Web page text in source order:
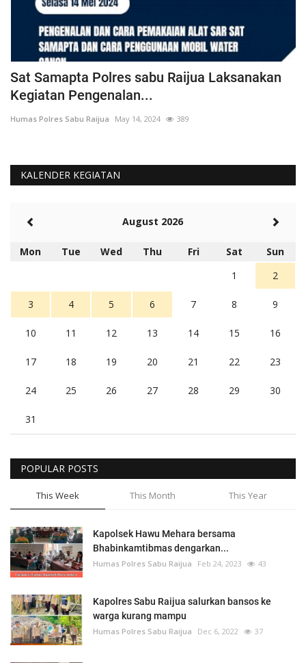
Sat Samapta Polres sabu Raijua Laksanakan
Kegiatan Pengenalan...
Humas Polres Sabu Raijua May 14, 2024 389
KALENDER KEGIATAN
August 2026
Mon Tue Wed Thu Fri Sat
Sun
1
2
3 4 5 6 7 8 9
10 11 12 13 14 15 16
17 18 19 20 21 22 23
24 25 26 27 28 29 30
31
POPULAR POSTS
This Week This Month This Year
Kapolsek Hawu Mehara bersama
Bhabinkamtibmas dengarkan...
Humas Polres Sabu Raijua Feb 24, 2023 43
Kapolres Sabu Raijua salurkan bansos ke
warga kurang mampu
Humas Polres Sabu Raijua Dec 6, 2022 37